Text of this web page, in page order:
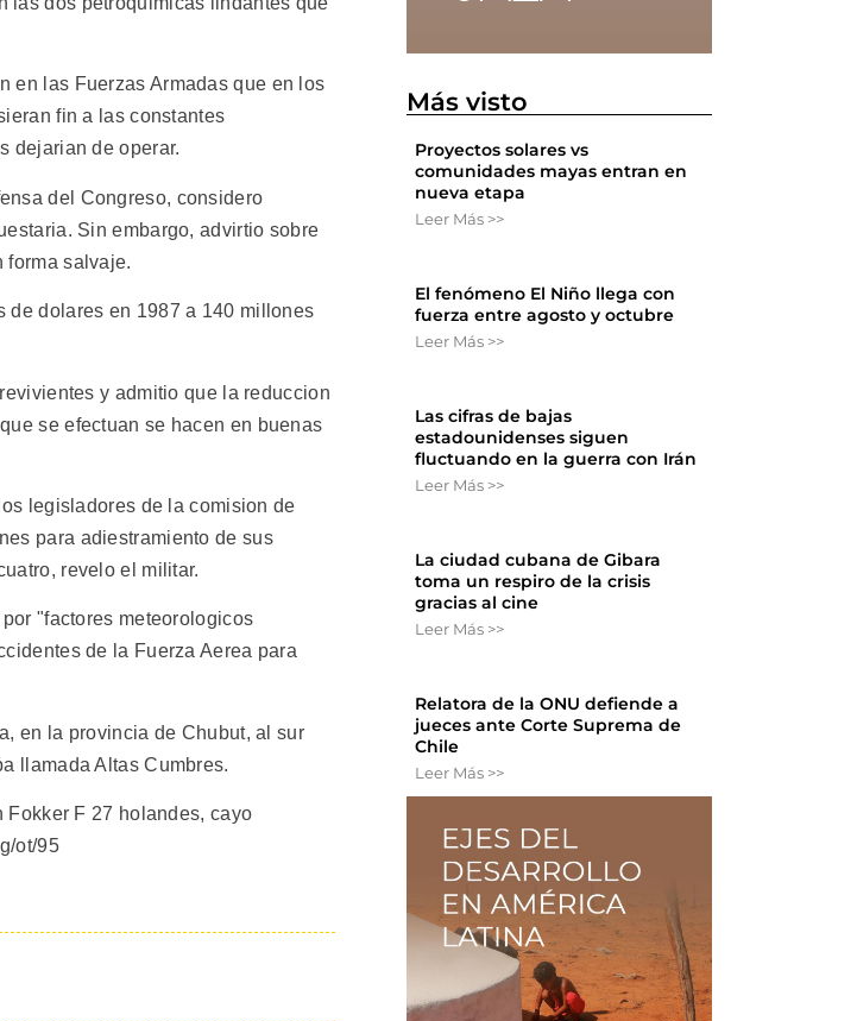
en las Fuerzas Armadas que en los
fin a las constantes
dejarian de operar.
del Congreso, considero
Sin embargo, advirtio sobre
forma salvaje.
de dolares en 1987 a 140 millones
y admitio que la reduccion
se efectuan se hacen en buenas
legisladores de la comision de
para adiestramiento de sus
revelo el militar.
"factores meteorologicos
de la Fuerza Aerea para
en la provincia de Chubut, al sur
llamada Altas Cumbres.
F 27 holandes, cayo
ot/95
Más visto
Proyectos solares vs
comunidades mayas entran en
nueva etapa
Leer Más >>
El fenómeno El Niño llega con
fuerza entre agosto y octubre
Leer Más >>
Las cifras de bajas
estadounidenses siguen
fluctuando en la guerra con Irán
Leer Más >>
La ciudad cubana de Gibara
toma un respiro de la crisis
gracias al cine
Leer Más >>
Relatora de la ONU defiende a
jueces ante Corte Suprema de
Chile
Leer Más >>